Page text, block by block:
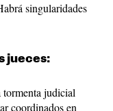
singularidades
jueces:
tormenta judicial
coordinados en